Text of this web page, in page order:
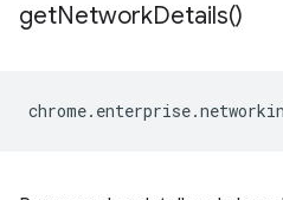
getNetworkDetails()
chrome. enterprise.